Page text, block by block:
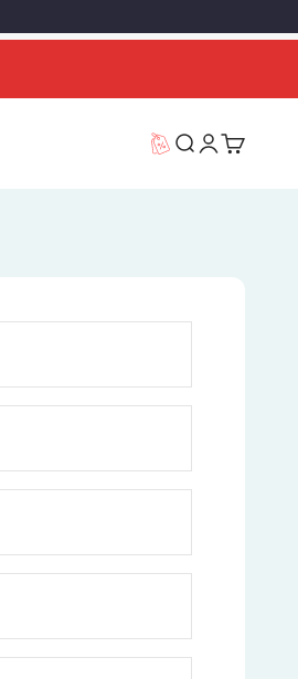
Vorteilswelt
Suche